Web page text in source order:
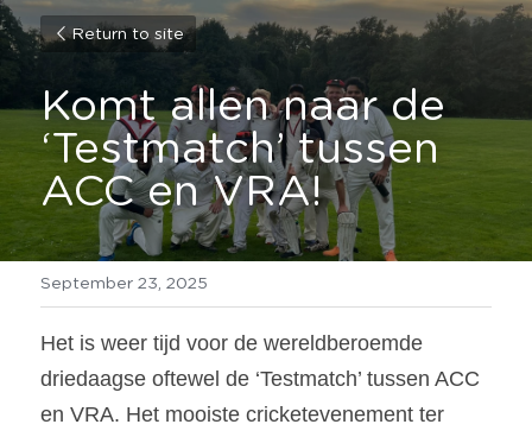
Return to site
Komt allen naar de
‘Testmatch’ tussen
ACC en VRA!
September 23, 2025
Het is weer tijd voor de wereldberoemde
driedaagse oftewel de ‘Testmatch’ tussen ACC
en VRA. Het mooiste cricketevenement ter